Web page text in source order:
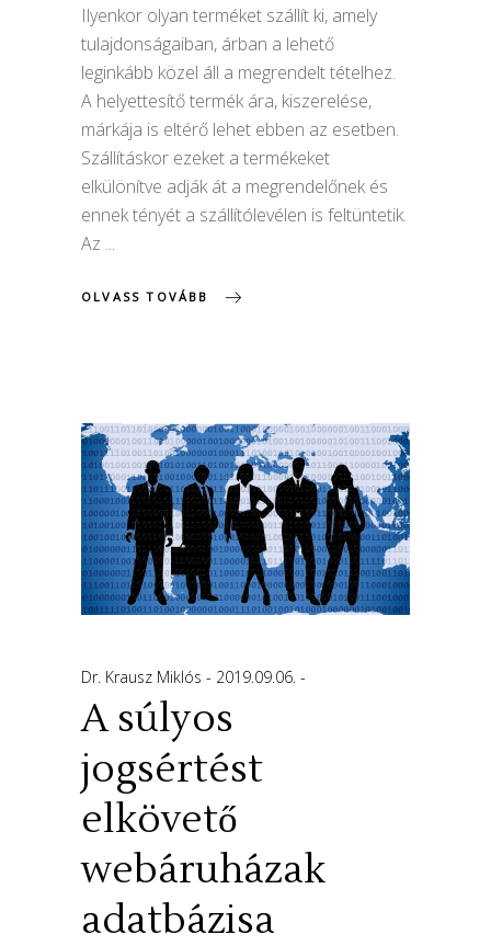
Ilyenkor olyan terméket szállít ki, amely
tulajdonságaiban, árban a lehető
leginkább közel áll a megrendelt tételhez.
A helyettesítő termék ára, kiszerelése,
márkája is eltérő lehet ebben az esetben.
Szállításkor ezeket a termékeket
elkülönítve adják át a megrendelőnek és
ennek tényét a szállítólevélen is feltüntetik.
Az
OLVASS TOVÁBB
Dr. Krausz Miklós 2019.09.06.
A súlyos
jogsértést
elkövető
webáruházak
adatbázisa